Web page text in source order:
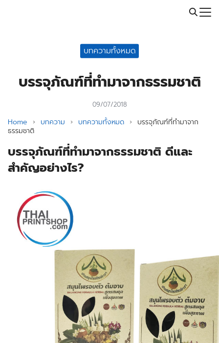
Call: 064-246-5614 |
บทความทั้งหมด
บรรจุภัณฑ์ที่ทำมาจากธรรมชาติ
09/07/2018
Home › บทความ › บทความทั้งหมด › บรรจุภัณฑ์ที่ทำมาจาก
ธรรมชาติ
บรรจุภัณฑ์ที่ทำมาจากธรรมชาติ ดีและ
สำคัญอย่างไร?